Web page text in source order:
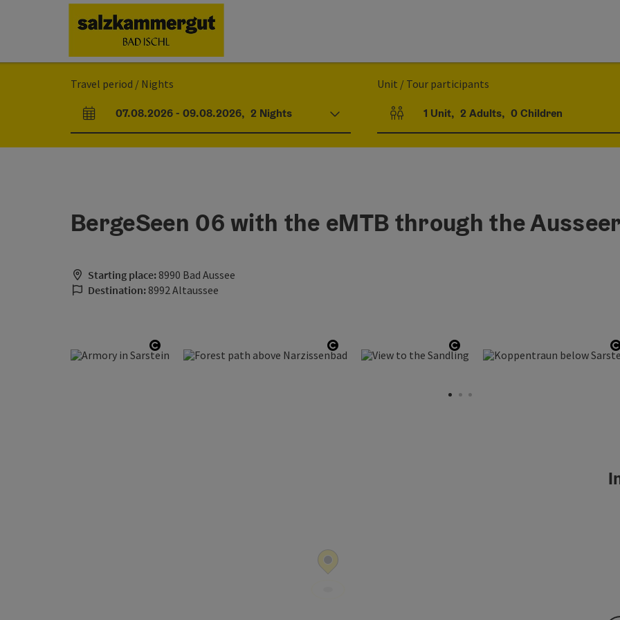
Travel period / Nights
arrival and departure fields
07.08.2026- 09.08.2026, 2 Nights
Unit / Tour participants
Number of units and person fields
1 Unit, 2 Adults, 0Children
BergeSeen 06 with the eMTB through the
Starting place: 8990 Bad Aussee
Destination: 8992 Altaussee
Open copyright Open copyright Open copyright